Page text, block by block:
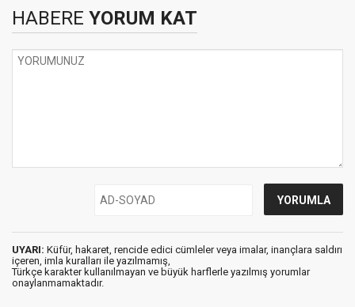
HABERE YORUM KAT
UYARI: Küfür, hakaret, rencide edici cümleler veya imalar, inançlara saldırı
içeren, imla kuralları ile yazılmamış,
Türkçe karakter kullanılmayan ve büyük harflerle yazılmış yorumlar
onaylanmamaktadır.